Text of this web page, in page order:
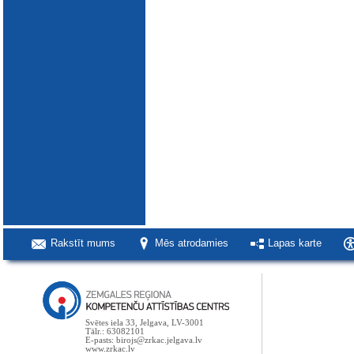
Rakstīt mums Mēs atrodamies Lapas karte
Svētes iela 33, Jelgava, LV-3001
Tālr.: 63082101
E-pasts: birojs@zrkac.jelgava.lv
www.zrkac.lv